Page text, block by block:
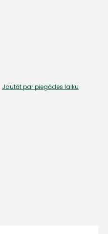
Jautāt par piegādes laiku